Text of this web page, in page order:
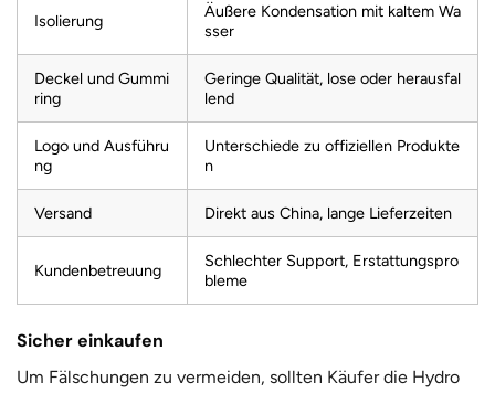
Isolierung
Äußere Kondensation mit kaltem Wa
sser
Deckel und Gummi
ring
Geringe Qualität, lose oder herausfal
lend
Logo und Ausführu
ng
Unterschiede zu offiziellen Produkte
n
Versand Direkt aus China, lange Lieferzeiten
Kundenbetreuung
Schlechter Support, Erstattungspro
bleme
Sicher einkaufen
Um Fälschungen zu vermeiden, sollten Käufer die Hydro